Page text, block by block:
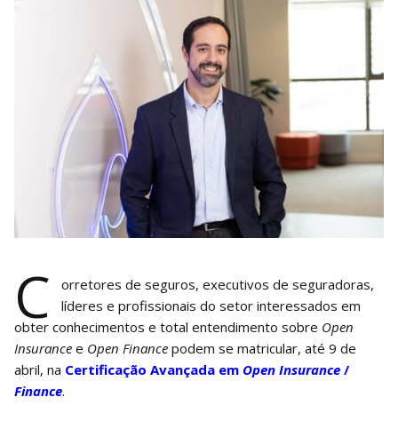
C
orretores de seguros, executivos de seguradoras,
líderes e profissionais do setor interessados em
obter conhecimentos e total entendimento sobre Open
Insurance e Open Finance podem se matricular, até 9 de
abril, na Certificação Avançada em Open Insurance /
Finance.